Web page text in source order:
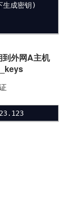
生成密钥)
外网A主机